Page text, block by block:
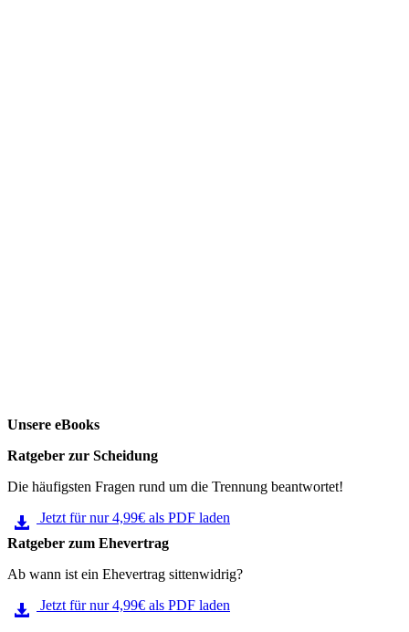
Unsere eBooks
Ratgeber zur Scheidung
Die häufigsten Fragen rund um die Trennung beantwortet!
Jetzt für nur 4,99€ als PDF laden
Ratgeber zum Ehevertrag
Ab wann ist ein Ehevertrag sittenwidrig?
Jetzt für nur 4,99€ als PDF laden